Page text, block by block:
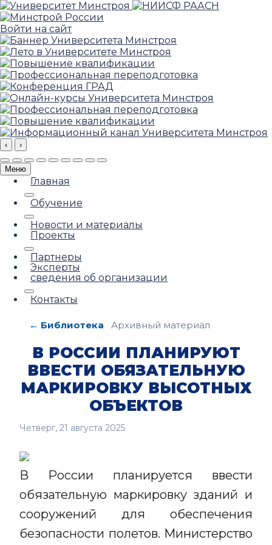
Войти на сайт
‹ ›
Меню
Главная
Обучение
Новости и материалы
Проекты
Партнеры
Эксперты
сведения об организации
Контакты
← Библиотека Архивный материал
В РОССИИ ПЛАНИРУЮТ
ВВЕСТИ ОБЯЗАТЕЛЬНУЮ
МАРКИРОВКУ ВЫСОТНЫХ
ОБЪЕКТОВ
Четверг, 21 августа 2025
В России планируется ввести
обязательную маркировку зданий и
сооружений для обеспечения
безопасности полетов. Министерство